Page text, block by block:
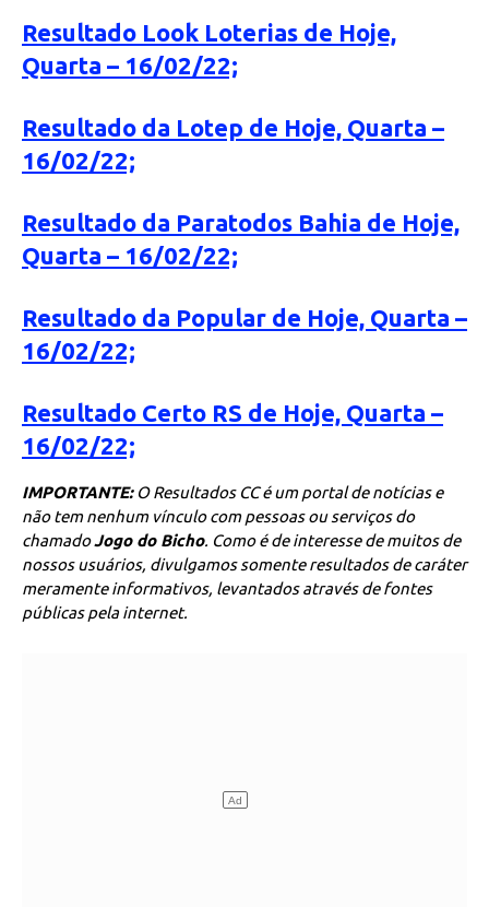
Resultado Look Loterias de Hoje,
Quarta – 16/02/22;
Resultado da Lotep de Hoje, Quarta –
16/02/22;
Resultado da Paratodos Bahia de Hoje,
Quarta – 16/02/22;
Resultado da Popular de Hoje, Quarta –
16/02/22;
Resultado Certo RS de Hoje, Quarta –
16/02/22;
IMPORTANTE:O Resultados CC é um portal de notícias e
não tem nenhum vínculo com pessoas ou serviços do
chamadoJogo do Bicho. Como é de interesse de muitos de
nossos usuários, divulgamos somente resultados de caráter
meramente informativos, levantados através de fontes
públicas pela internet.